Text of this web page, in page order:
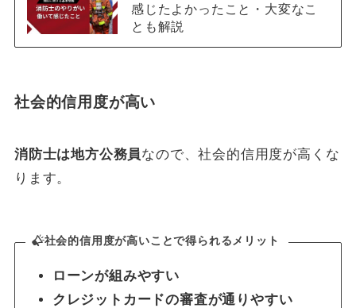
感じたよかったこと・大変なこ
とも解説
社会的信用度が高い
消防士は地方公務員なので、社会的信用度が高くな
ります。
社会的信用度が高いことで得られるメリット
ローンが組みやすい
クレジットカードの審査が通りやすい